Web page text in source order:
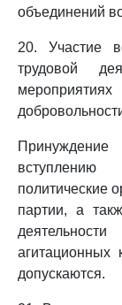
объединений
20. Участие
трудовой
Принуждение
вступлению
политические
партии, а
агитационных
допускаются.